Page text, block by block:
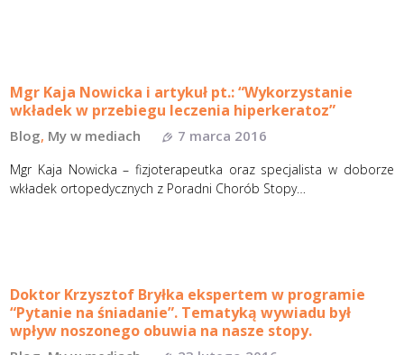
Mgr Kaja Nowicka i artykuł pt.: “Wykorzystanie
wkładek w przebiegu leczenia hiperkeratoz”
Blog, My w mediach 7 marca 2016
Mgr Kaja Nowicka – fizjoterapeutka oraz specjalista w doborze
wkładek ortopedycznych z Poradni Chorób Stopy…
Doktor Krzysztof Bryłka ekspertem w programie
“Pytanie na śniadanie”. Tematyką wywiadu był
wpływ noszonego obuwia na nasze stopy.